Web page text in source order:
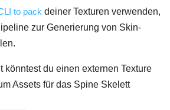
to pack deiner Texturen verwenden,
zur Generierung von Skin-
könntest du einen externen Texture
Assets für das Spine Skelett